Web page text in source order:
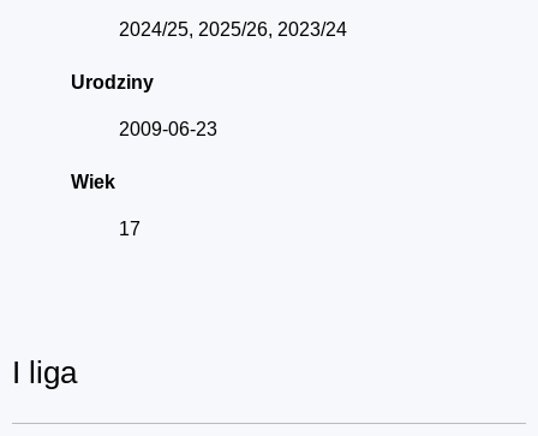
2024/25, 2025/26, 2023/24
Urodziny
2009-06-23
Wiek
17
I liga